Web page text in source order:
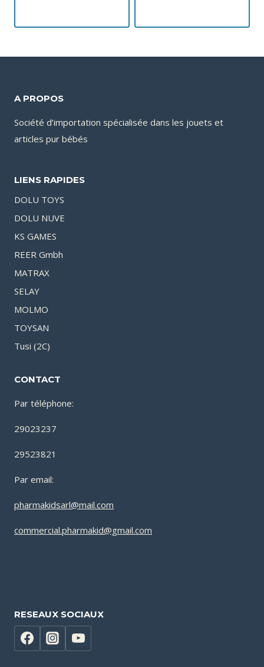
A PROPOS
Société d’importation spécialisée dans les jouets et
articles pur bébés
LIENS RAPIDES
DOLU TOYS
DOLU NUVE
KS GAMES
REER Gmbh
MATRAX
SELAY
MOLMO
TOYSAN
Tusi (2C)
CONTACT
Par téléphone:
29023237
29523821
Par email:
pharmakidsarl@mail.com
commercial.pharmakid@gmail.com
RESEAUX SOCIAUX